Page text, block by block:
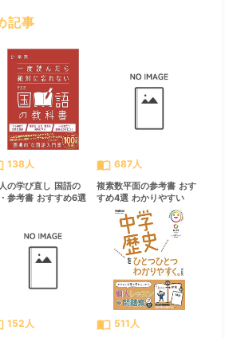
記事
138人
の学び直し 国語の
参考書 おすすめ6選
import_contacts 687人
複素数平面の参考書 おす
すめ4選 わかりやすい
152人 import_contacts 511人